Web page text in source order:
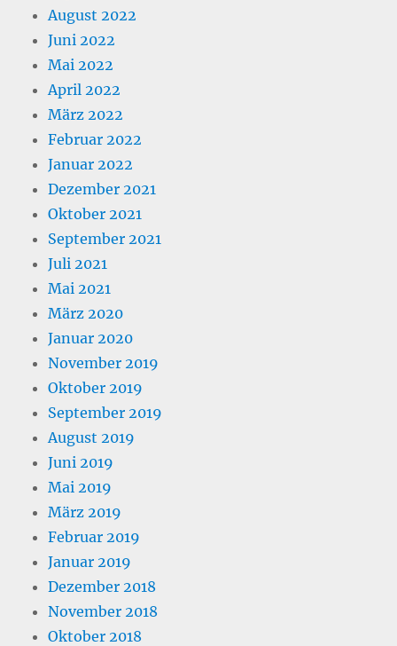
August 2022
Juni 2022
Mai 2022
April 2022
März 2022
Februar 2022
Januar 2022
Dezember 2021
Oktober 2021
September 2021
Juli 2021
Mai 2021
März 2020
Januar 2020
November 2019
Oktober 2019
September 2019
August 2019
Juni 2019
Mai 2019
März 2019
Februar 2019
Januar 2019
Dezember 2018
November 2018
Oktober 2018